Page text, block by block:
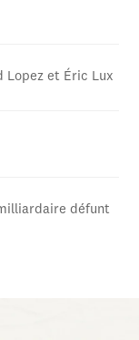
Lopez et Éric Lux
défunt